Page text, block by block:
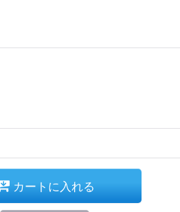
カートに入れる